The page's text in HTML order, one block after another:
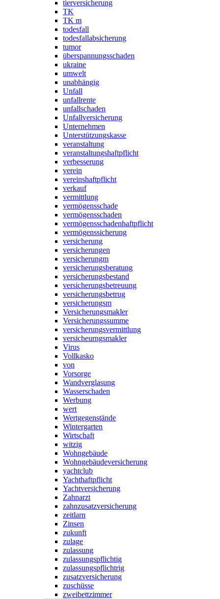
tierversicherung
TK
TK m
todesfall
todesfallabsicherung
tumor
überspannungsschaden
ukraine
umwelt
unabhängig
Unfall
unfallrente
unfallschaden
Unfallversicherung
Unternehmen
Unterstützungskasse
veranstaltung
veranstaltungshaftpflicht
verbesserung
verein
vereinshaftpflicht
verkauf
vermittlung
vermögensschade
vermögensschaden
vermögensschadenhaftpflicht
vermögenssicherung
versicherung
versicherungen
versicherungm
versicherungsberatung
versicherungsbestand
versicherungsbetreuung
versicherungsbetrug
versicherungsm
Versicherungsmakler
Versicherungssumme
versicherungsvermittlung
versicheurngsmakler
Virus
Vollkasko
von
Vorsorge
Wandverglasung
Wasserschaden
Werbung
wert
Wertgegenstände
Wintergarten
Wirtschaft
witzig
Wohngebäude
Wohngebäudeversicherung
yachtclub
Yachthaftpflicht
Yachtversicherung
Zahnarzt
zahnzusatzversicherung
zeitlarn
Zinsen
zukunft
zulage
zulassung
zulassungspflichtig
zulassungspflichtrig
zusatzversicherung
zuschüsse
zweibettzimmer